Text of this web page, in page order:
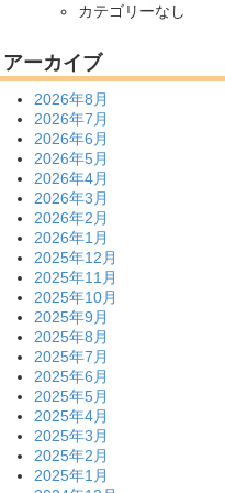
カテゴリーなし
アーカイブ
2026年8月
2026年7月
2026年6月
2026年5月
2026年4月
2026年3月
2026年2月
2026年1月
2025年12月
2025年11月
2025年10月
2025年9月
2025年8月
2025年7月
2025年6月
2025年5月
2025年4月
2025年3月
2025年2月
2025年1月